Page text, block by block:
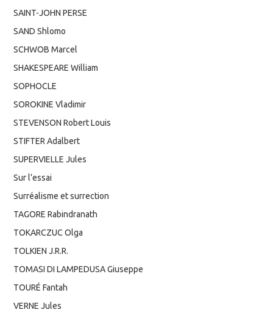
SAINT-JOHN PERSE
SAND Shlomo
SCHWOB Marcel
SHAKESPEARE William
SOPHOCLE
SOROKINE Vladimir
STEVENSON Robert Louis
STIFTER Adalbert
SUPERVIELLE Jules
Sur l’essai
Surréalisme et surrection
TAGORE Rabindranath
TOKARCZUC Olga
TOLKIEN J.R.R.
TOMASI DI LAMPEDUSA Giuseppe
TOURÉ Fantah
VERNE Jules